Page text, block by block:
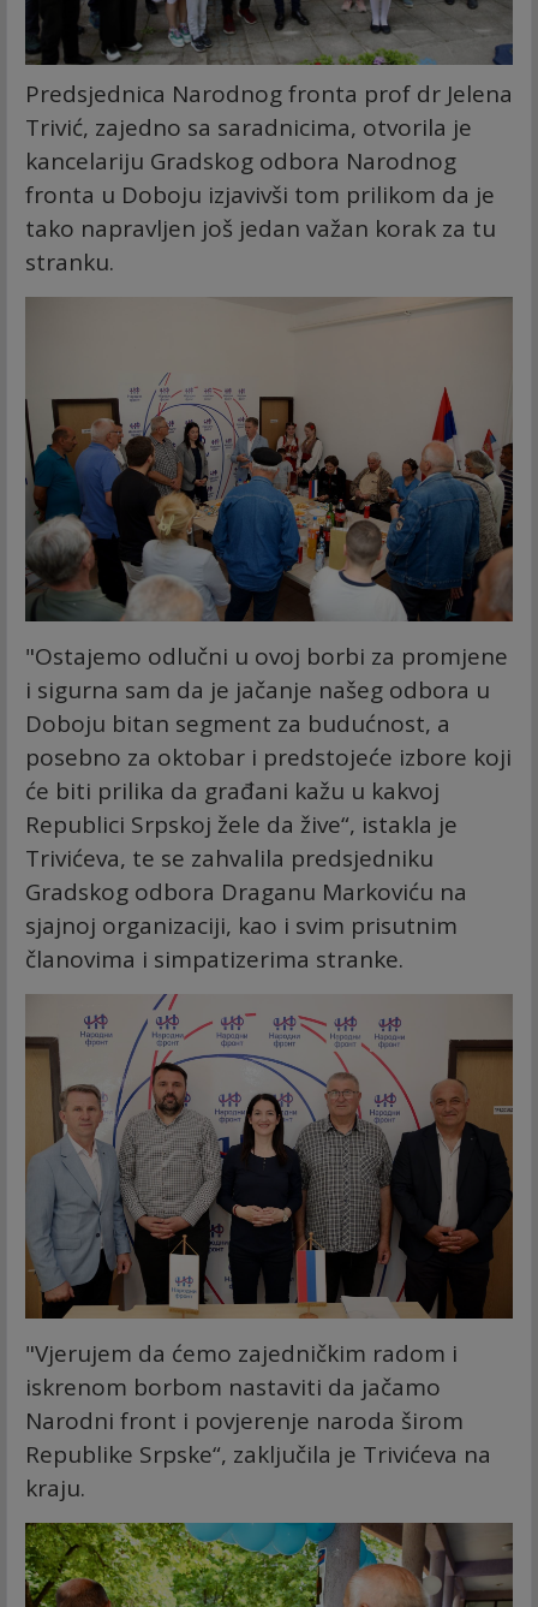
Predsjednica Narodnog fronta prof dr Jelena
Trivić, zajedno sa saradnicima, otvorila je
kancelariju Gradskog odbora Narodnog
fronta u Doboju izjavivši tom prilikom da je
tako napravljen još jedan važan korak za tu
stranku.
"Ostajemo odlučni u ovoj borbi za promjene
i sigurna sam da je jačanje našeg odbora u
Doboju bitan segment za budućnost, a
posebno za oktobar i predstojeće izbore koji
će biti prilika da građani kažu u kakvoj
Republici Srpskoj žele da žive“, istakla je
Trivićeva, te se zahvalila predsjedniku
Gradskog odbora Draganu Markoviću na
sjajnoj organizaciji, kao i svim prisutnim
članovima i simpatizerima stranke.
"Vjerujem da ćemo zajedničkim radom i
iskrenom borbom nastaviti da jačamo
Narodni front i povjerenje naroda širom
Republike Srpske“, zaključila je Trivićeva na
kraju.